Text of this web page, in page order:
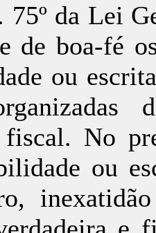
75º da Lei
de boa-fé
ou
No
ou